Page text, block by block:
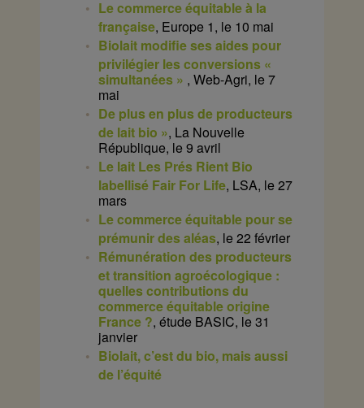
Le commerce équitable à la
française, Europe 1, le 10 mai
Biolait modifie ses aides pour
privilégier les conversions «
simultanées » , Web-Agri, le 7
mai
De plus en plus de producteurs
de lait bio », La Nouvelle
République, le 9 avril
Le lait Les Prés Rient Bio
labellisé Fair For Life, LSA, le 27
mars
Le commerce équitable pour se
prémunir des aléas, le 22 février
Rémunération des producteurs
et transition agroécologique :
quelles contributions du
commerce équitable origine
France ?, étude BASIC, le 31
janvier
Biolait, c’est du bio, mais aussi
de l’équité